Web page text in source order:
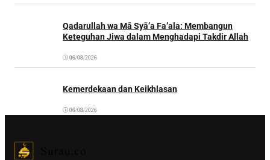
Qadarullah wa Mā Syā’a Fa’ala: Membangun
Keteguhan Jiwa dalam Menghadapi Takdir Allah
06/08/2026
Kemerdekaan dan Keikhlasan
06/08/2026